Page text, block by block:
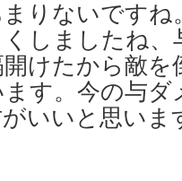
りないです
しましたね、
けたから敵を
す。今の与
いいと思いま